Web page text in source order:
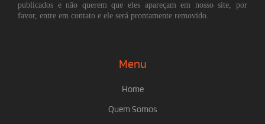
publicados e não querem que eles apareçam em nosso site, por
favor, entre em contato e ele será prontamente removido.
Menu
Home
Quem Somos